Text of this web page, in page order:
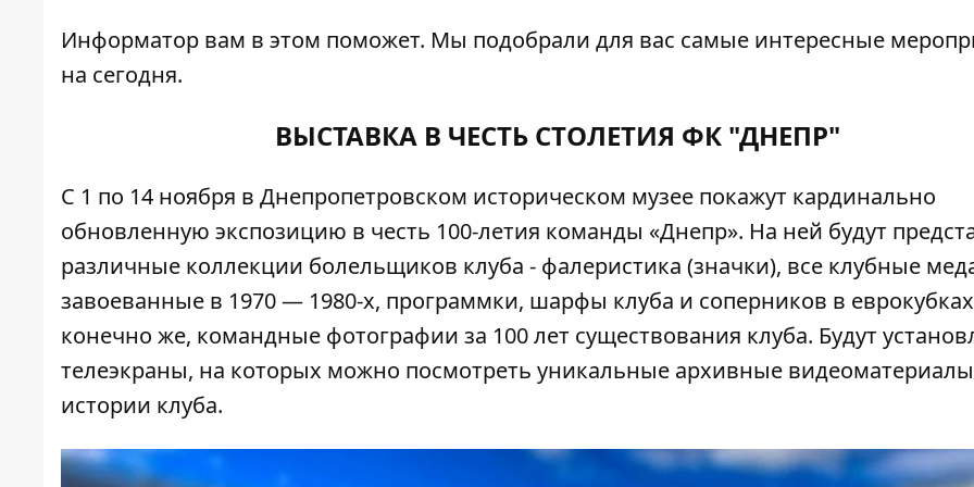
Информатор вам в этом поможет. Мы подобрали для вас самые интересные
на сегодня.
ВЫСТАВКА В ЧЕСТЬ СТОЛЕТИЯ ФК "ДНЕПР"
С 1 по 14 ноября в Днепропетровском историческом музее покажут кардинально
обновленную экспозицию в честь 100-летия команды «Днепр». На ней будут
различные коллекции болельщиков клуба - фалеристика (значки), все клубные
завоеванные в 1970 — 1980-х, программки, шарфы клуба и соперников в
конечно же, командные фотографии за 100 лет существования клуба. Будут
телеэкраны, на которых можно посмотреть уникальные архивные
истории клуба.